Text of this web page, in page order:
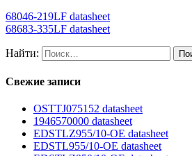
68046-219LF datasheet
68683-335LF datasheet
Найти:
Свежие записи
OSTTJ075152 datasheet
1946570000 datasheet
EDSTLZ955/10-OE datasheet
EDSTL955/10-OE datasheet